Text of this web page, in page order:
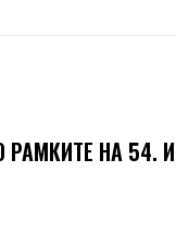
РАМКИТЕ НА 54.